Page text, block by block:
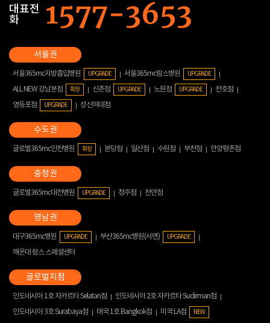
대표전
화
서울365mc지방흡입병원 UPGRADE 서울365mc람스병원 UPGRADE
ALL NEW 강남본점 확장 신촌점 UPGRADE 노원점 UPGRADE
천호점
영등포점
UPGRADE 성신여대점
글로벌365mc인천병원 확장 분당점 일산점 수원점 부천점 안양평촌점
글로벌365mc대전병원 UPGRADE 청주점 천안점
대구365mc병원 UPGRADE 부산365mc병원(서면) UPGRADE
해운대 람스 스페셜센터
인도네시아 1호 자카르타 Selatan점
인도네시아 2호 자카르타 Sudirman점
인도네시아 3호 Surabaya점
태국 1호 Bangkok점 미국 LA점 NEW